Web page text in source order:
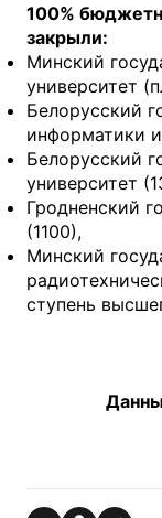
100%
закрыли:
Минский
университет
Белорусский
информатики
Белорусский
университет
Гродненский
(1100),
Минский
ступень